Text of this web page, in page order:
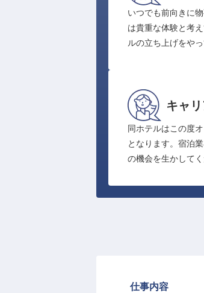
いつでも前向きに
は貴重な体験と考
ルの立ち上げをや
キャ
同ホテルはこの度
となります。宿泊
の機会を生かしてく
仕事内容